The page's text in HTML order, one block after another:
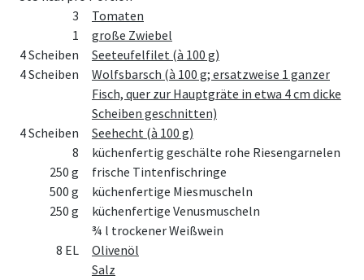
Zutat
3
Tomaten
1
große Zwiebel
4 Scheiben
Seeteufelfilet (à 100 g)
4 Scheiben
Wolfsbarsch (à 100 g; ersatzweise 1 ganzer
Fisch, quer zur Hauptgräte in etwa 4 cm dicke
Scheiben geschnitten)
4 Scheiben
Seehecht (à 100 g)
8
küchenfertig geschälte rohe Riesengarnelen
250 g
frische Tintenfischringe
500 g
küchenfertige Miesmuscheln
250 g
küchenfertige Venusmuscheln
¾ l trockener Weißwein
8 EL
Olivenöl
Salz